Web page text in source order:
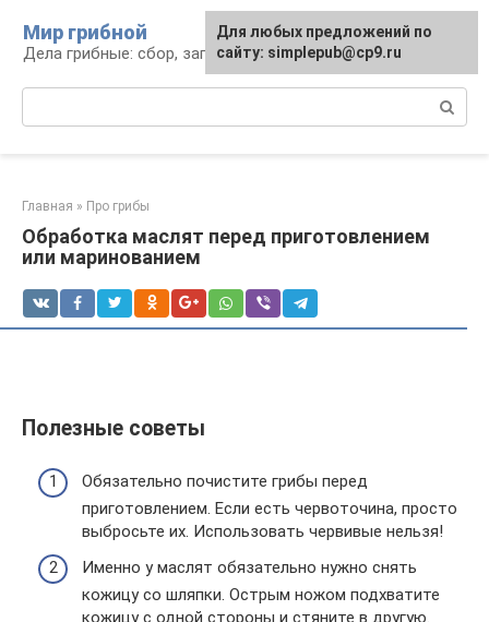
контенту
Мир грибной
Дела грибные: сбор, заготовка, рецепты
Главная » Про грибы
Обработка маслят перед приготовлением
или маринованием
Полезные советы
Обязательно почистите грибы перед
приготовлением. Если есть червоточина, просто
выбросьте их. Использовать червивые нельзя!
Именно у маслят обязательно нужно снять
кожицу со шляпки. Острым ножом подхватите
кожицу с одной стороны и стяните в другую.
Для любых предложений по
сайту: simplepub@cp9.ru